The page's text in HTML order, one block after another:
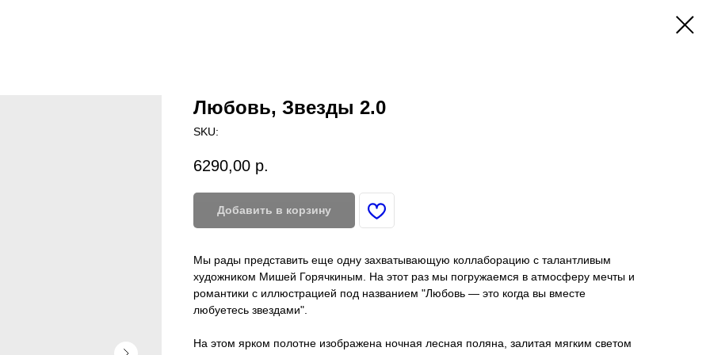
Любовь, Звезды 2.0
SKU:
6290,00 р.
Добавить в корзину
Мы рады представить еще одну захватывающую коллаборацию с талантливым
художником Мишей Горячкиным. На этот раз мы погружаемся в атмосферу мечты и
романтики с иллюстрацией под названием "Любовь — это когда вы вместе
любуетесь звездами".
На этом ярком полотне изображена ночная лесная поляна, залитая мягким светом